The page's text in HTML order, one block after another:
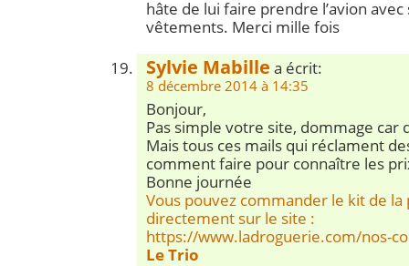
hâte de lui faire prendre l’avion
vêtements. Merci mille fois
Sylvie Mabille a écrit:
8 décembre 2014 à 14:35
Bonjour,
Pas simple votre site, dommage car
Mais tous ces mails qui réclament
comment faire pour connaître les
Bonne journée
Vous pouvez commander le kit de
directement sur le site :
https://www.ladroguerie.com/nos-
Le Trio